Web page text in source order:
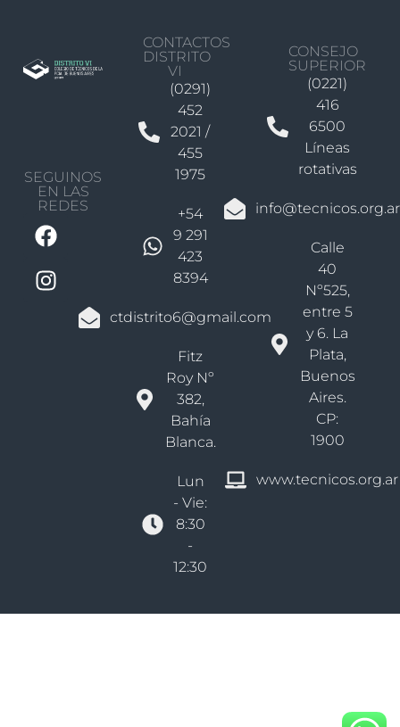
SEGUINOS
EN LAS
REDES
CONTACTOS
DISTRITO
VI
(0291)
452
2021 /
455
1975
+54
9 291
423
8394
ctdistrito6@gmail.com
Fitz
Roy Nº
382,
Bahía
Blanca.
Lun
- Vie:
8:30
-
12:30
CONSEJO
SUPERIOR
(0221)
416
6500
Líneas
rotativas
info@tecnicos.org.ar
Calle
40
Nº525,
entre 5
y 6. La
Plata,
Buenos
Aires.
CP:
1900
www.tecnicos.org.ar